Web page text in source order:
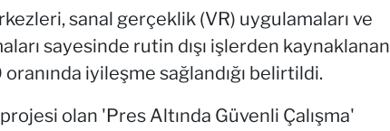
sanal gerçeklik (VR) uygulamaları ve
sayesinde rutin dışı işlerden kaynaklanan
iyileşme sağlandığı belirtildi.
olan 'Pres Altında Güvenli Çalışma'